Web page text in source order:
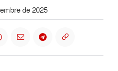
de 2025